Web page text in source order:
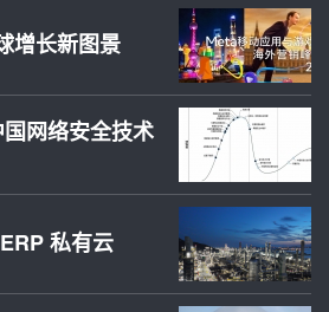
增长新图景
网络安全技术
私有云